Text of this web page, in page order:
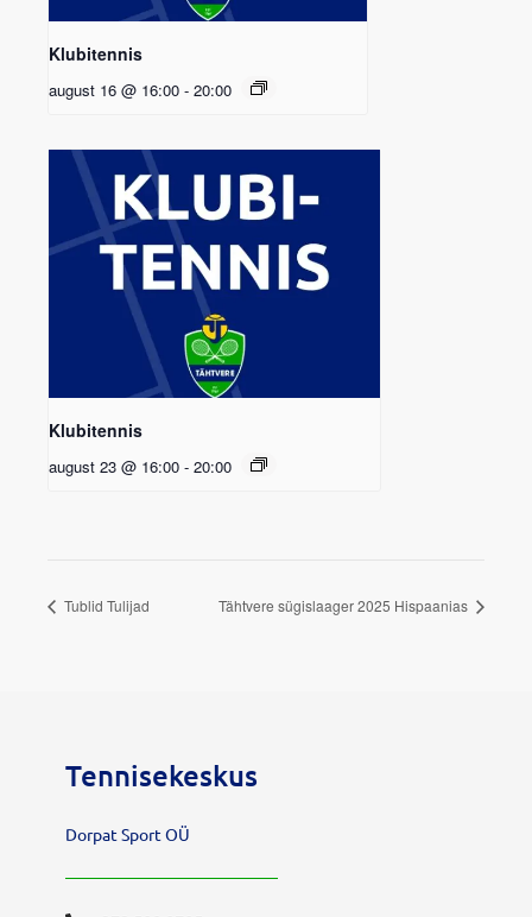
Klubitennis
august 16 @ 16:00 - 20:00
Klubitennis
august 23 @ 16:00 - 20:00
Tublid Tulijad Tähtvere sügislaager 2025 Hispaanias
Tennisekeskus
Dorpat Sport OÜ